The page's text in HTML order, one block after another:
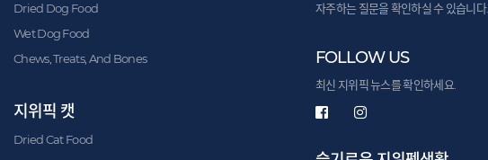
Dried Dog Food
Wet Dog Food
Chews, Treats, And Bones
지위픽 캣
Dried Cat Food
자주하는 질문을 확인하실 수 있습니다.
FOLLOW US
최신 지위픽 뉴스를 확인하세요.